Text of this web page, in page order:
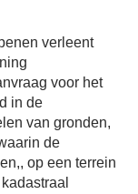
verleent
voor het
in de
van gronden,
de
op een terrein